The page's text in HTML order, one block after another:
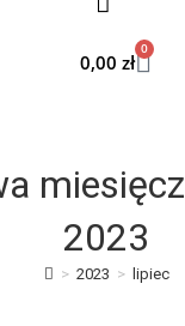
0,00zł
0
2023
> 2023 > lipiec